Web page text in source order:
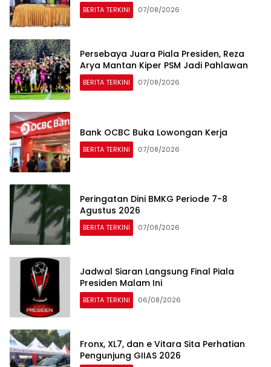
BERITA TERKINI 07/08/2026
Persebaya Juara Piala Presiden, Reza
Arya Mantan Kiper PSM Jadi Pahlawan
BERITA TERKINI 07/08/2026
Bank OCBC Buka Lowongan Kerja
BERITA TERKINI 07/08/2026
Peringatan Dini BMKG Periode 7-8
Agustus 2026
BERITA TERKINI 07/08/2026
Jadwal Siaran Langsung Final Piala
Presiden Malam Ini
BERITA TERKINI 06/08/2026
Fronx, XL7, dan e Vitara Sita Perhatian
Pengunjung GIIAS 2026